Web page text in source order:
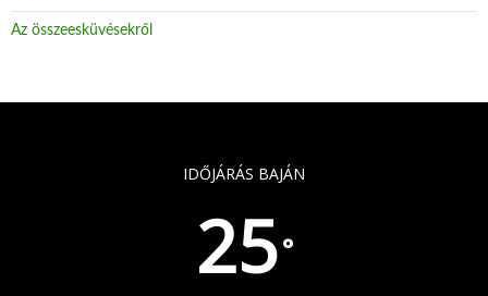
Az összeesküvésekről
IDŐJÁRÁS BAJÁN
25°